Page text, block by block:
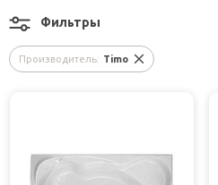
Производитель: Timo
Фильтры